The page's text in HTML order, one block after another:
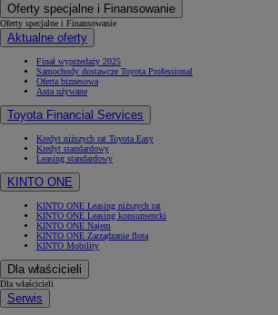
Oferty specjalne i Finansowanie
Oferty specjalne i Finansowanie
Aktualne oferty
Finał wyprzedaży 2025
Samochody dostawcze Toyota Professional
Oferta biznesowa
Auta używane
Toyota Financial Services
Kredyt niższych rat Toyota Easy
Kredyt standardowy
Leasing standardowy
KINTO ONE
KINTO ONE Leasing niższych rat
KINTO ONE Leasing konsumencki
KINTO ONE Najem
KINTO ONE Zarządzanie flotą
KINTO Mobility
Dla właścicieli
Dla właścicieli
Serwis